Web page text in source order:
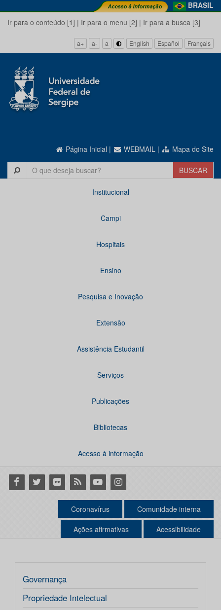
BRASIL
Ir para o conteúdo [1] | Ir para o menu [2] | Ir para a busca [3]
a+ a- a English Español Français
Página Inicial | WEBMAIL | Mapa do Site
Institucional
Campi
Hospitais
Ensino
Pesquisa e Inovação
Extensão
Assistência Estudantil
Serviços
Publicações
Bibliotecas
Acesso à informação
Facebook
Twitter Flickr RSS YoutubeInstagram
Coronavírus Comunidade interna
Ações afirmativas Acessibilidade
Governança
Propriedade Intelectual